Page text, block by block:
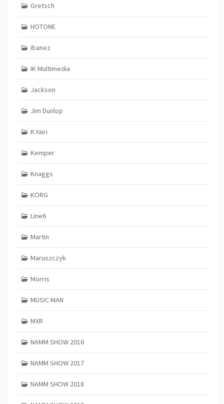
Gretsch
HOTONE
Ibanez
IK Multimedia
Jackson
Jim Dunlop
K.Yairi
Kemper
Knaggs
KORG
Line6
Martin
Maruszczyk
Morris
MUSIC MAN
MXR
NAMM SHOW 2016
NAMM SHOW 2017
NAMM SHOW 2018